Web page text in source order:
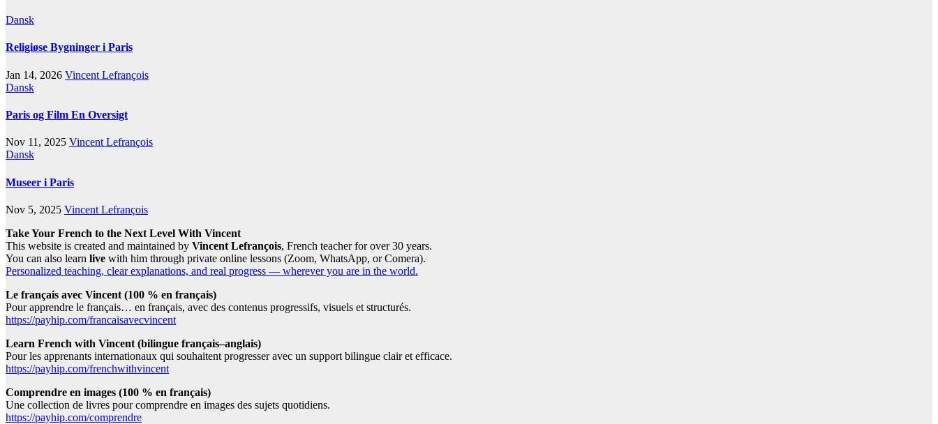
Dansk
Religiøse Bygninger i Paris
Jan 14, 2026 Vincent Lefrançois
Dansk
Paris og Film En Oversigt
Nov 11, 2025 Vincent Lefrançois
Dansk
Museer i Paris
Nov 5, 2025 Vincent Lefrançois
Take Your French to the Next Level With Vincent
This website is created and maintained by Vincent Lefrançois, French teacher for over 30 years.
You can also learn live with him through private online lessons (Zoom, WhatsApp, or Comera).
Personalized teaching, clear explanations, and real progress — wherever you are in the world.
Le français avec Vincent (100 % en français)
Pour apprendre le français… en français, avec des contenus progressifs, visuels et structurés.
https://payhip.com/francaisavecvincent
Learn French with Vincent (bilingue français–anglais)
Pour les apprenants internationaux qui souhaitent progresser avec un support bilingue clair et efficace.
https://payhip.com/frenchwithvincent
Comprendre en images (100 % en français)
Une collection de livres pour comprendre en images des sujets quotidiens.
https://payhip.com/comprendre